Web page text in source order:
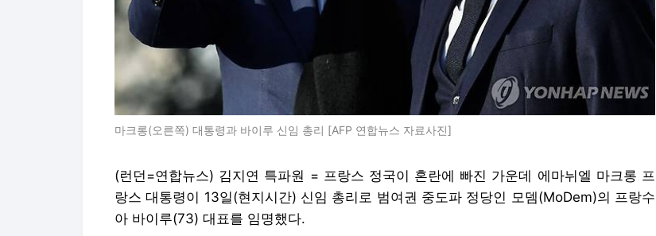
마크롱(오른쪽) 대통령과 바이루 신임 총리 [AFP 연합뉴스 자료사진]
(런던=연합뉴스) 김지연 특파원 = 프랑스 정국이 혼란에 빠진 가운데 에마뉘엘 마크롱 프
랑스 대통령이 13일(현지시간) 신임 총리로 범여권 중도파 정당인 모뎀(MoDem)의 프랑수
아 바이루(73) 대표를 임명했다.